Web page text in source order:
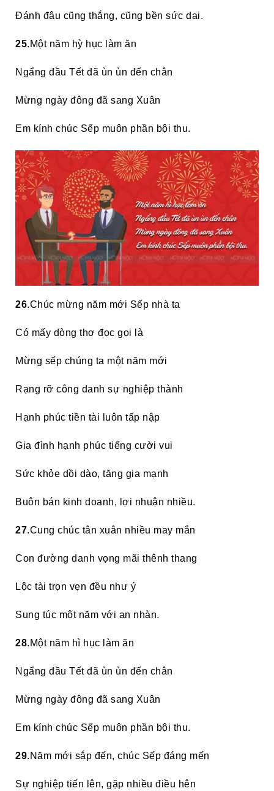
Đánh đâu cũng thắng, cũng bền sức dai.
25.Một năm hỳ hục làm ăn
Ngẩng đầu Tết đã ùn ùn đến chân
Mừng ngày đông đã sang Xuân
Em kính chúc Sếp muôn phần bội thu.
26.Chúc mừng năm mới Sếp nhà ta
Có mấy dòng thơ đọc gọi là
Mừng sếp chúng ta một năm mới
Rạng rỡ công danh sự nghiệp thành
Hạnh phúc tiền tài luôn tấp nập
Gia đình hạnh phúc tiếng cười vui
Sức khỏe dồi dào, tăng gia mạnh
Buôn bán kinh doanh, lợi nhuận nhiều.
27.Cung chúc tân xuân nhiều may mắn
Con đường danh vọng mãi thênh thang
Lộc tài trọn vẹn đều như ý
Sung túc một năm với an nhàn.
28.Một năm hì hục làm ăn
Ngẩng đầu Tết đã ùn ùn đến chân
Mừng ngày đông đã sang Xuân
Em kính chúc Sếp muôn phần bội thu.
29.Năm mới sắp đến, chúc Sếp đáng mến
Sự nghiệp tiến lên, gặp nhiều điều hên